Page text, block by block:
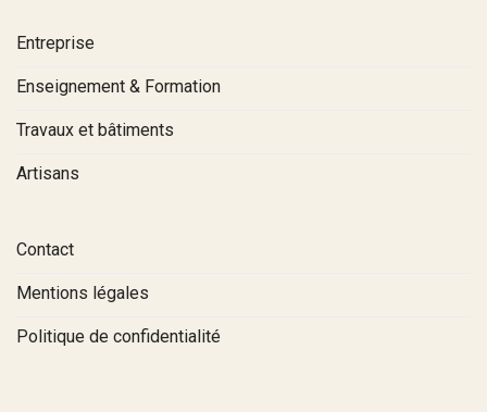
Entreprise
Enseignement & Formation
Travaux et bâtiments
Artisans
Contact
Mentions légales
Politique de confidentialité